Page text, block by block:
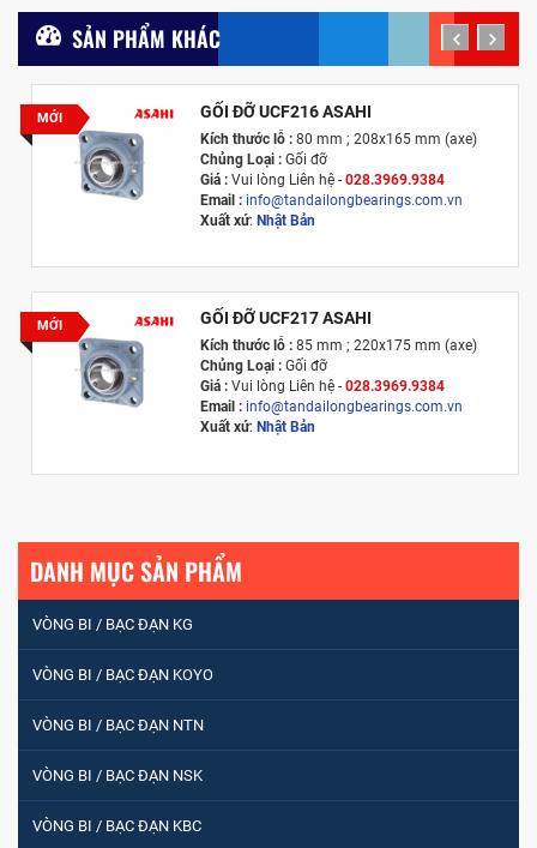
SẢN PHẨM KHÁC
MỚI GỐI ĐỠ UCF216 ASAHI
Kích thước lỗ : 80 mm ; 208x165 mm (axe)
Chủng Loại : Gối đỡ
Giá :Vui lòng Liên hệ - 028.3969.9384
Email : info@tandailongbearings.com.vn
Xuất xứ: Nhật Bản
MỚI GỐI ĐỠ UCF217 ASAHI
Kích thước lỗ : 85 mm ; 220x175 mm (axe)
Chủng Loại : Gối đỡ
Giá :Vui lòng Liên hệ - 028.3969.9384
Email : info@tandailongbearings.com.vn
Xuất xứ: Nhật Bản
prev next
DANH MỤC SẢN PHẨM
VÒNG BI / BẠC ĐẠN KG
VÒNG BI / BẠC ĐẠN KOYO
VÒNG BI / BẠC ĐẠN NTN
VÒNG BI / BẠC ĐẠN NSK
VÒNG BI / BẠC ĐẠN KBC